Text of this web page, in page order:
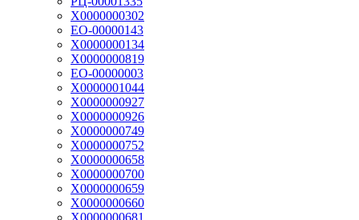
Х0000000302
ЕО-00000143
Х0000000134
Х0000000819
ЕО-00000003
Х0000001044
Х0000000927
Х0000000926
Х0000000749
Х0000000752
Х0000000658
Х0000000700
Х0000000659
Х0000000660
Х0000000681